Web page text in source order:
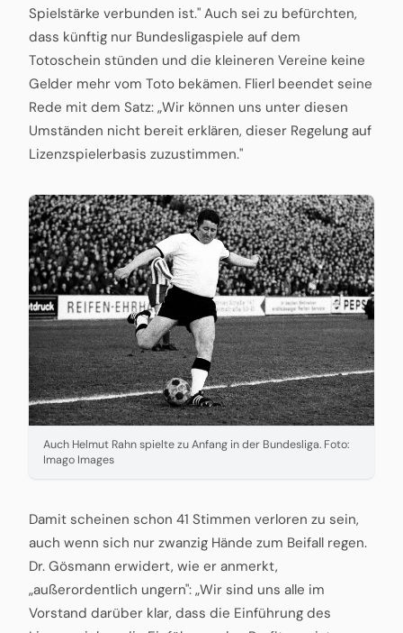
Spielstärke verbunden ist." Auch sei zu befürchten,
dass künftig nur Bundesligaspiele auf dem
Totoschein stünden und die kleineren Vereine keine
Gelder mehr vom Toto bekämen. Flierl beendet seine
Rede mit dem Satz: „Wir können uns unter diesen
Umständen nicht bereit erklären, dieser Regelung auf
Lizenzspielerbasis zuzustimmen."
Auch Helmut Rahn spielte zu Anfang in der Bundesliga. Foto:
Imago Images
Damit scheinen schon 41 Stimmen verloren zu sein,
auch wenn sich nur zwanzig Hände zum Beifall regen.
Dr. Gösmann erwidert, wie er anmerkt,
„außerordentlich ungern": „Wir sind uns alle im
Vorstand darüber klar, dass die Einführung des